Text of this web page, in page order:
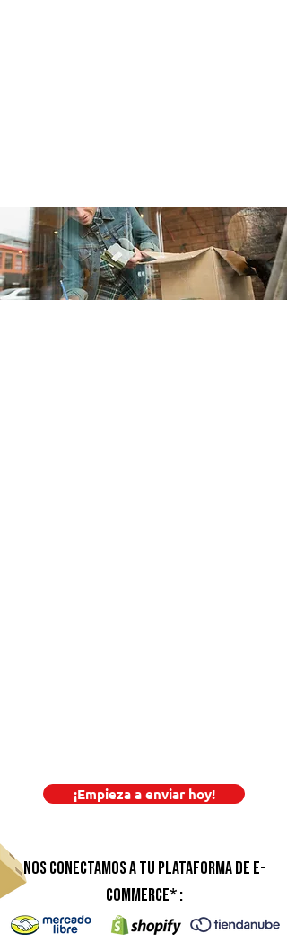
¡Empieza a enviar hoy!
Nos conectamos a tu plataforma de e-
commerce* :